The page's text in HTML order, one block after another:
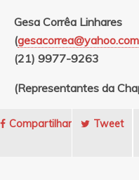
Gesa Corrêa Linhares
(
(21) 9977-9263
(Representantes da
Compartilhar Tweet